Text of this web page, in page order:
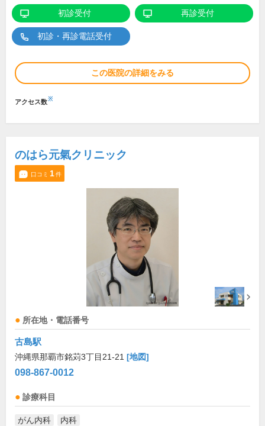
初診受付 再診受付
初診・再診電話受付
この医院の詳細をみる
アクセス数※
のはら元氣クリニック
口コミ 1件
所在地・電話番号
古島駅
沖縄県那覇市銘苅3丁目21-21 [地図]
098-867-0012
診療科目
がん内科 内科